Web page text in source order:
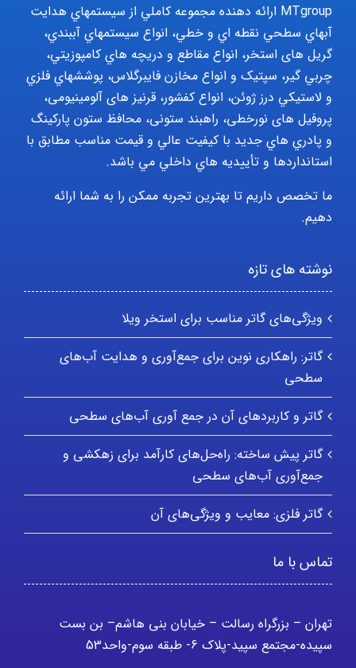
MTgroup ارائه دهنده مجموعه کاملي از سيستمهاي هدايت
آبهاي سطحي نقطه اي و خطي، انواع سيستمهاي آببندي،
گریل های استخر، انواع مقاطع و دريچه هاي کامپوزيتي،
چربي گير، سپتيک و انواع مخازن فايبرگلاس، پوششهاي فلزي
و لاستيکي درز ژوئن، انواع کفشور، قرنیز های آلومینیومی،
پروفیل های نورخطی، راهبند ستونی، محافظ ستون پارکينگ
و پادري هاي جديد با کيفيت عالي و قيمت مناسب مطابق با
استانداردها و تأييديه هاي داخلي مي باشد.
ما تخصص داریم تا بهترین تجربه ممکن را به شما ارائه
دهیم.
نوشته های تازه
ویژگی‌های گاتر مناسب برای استخر ویلا
گاتر: راهکاری نوین برای جمع‌آوری و هدایت آب‌های
سطحی
گاتر و کاربردهای آن در جمع آوری آب‌های سطحی
گاتر پیش ساخته: راه‌حل‌های کارآمد برای زهکشی و
جمع‌آوری آب‌های سطحی
گاتر فلزی: معایب و ویژگی‌های آن
تماس با ما
تهران – بزرگراه رسالت – خیابان بنی هاشم– بن بست
سپیده-مجتمع سپید-پلاک 6- طبقه سوم-واحد53